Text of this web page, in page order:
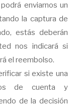
enviarnos un
la captura de
estás deberán
nos indicará si
el reembolso.
si existe una
de cuenta y
de la decisión